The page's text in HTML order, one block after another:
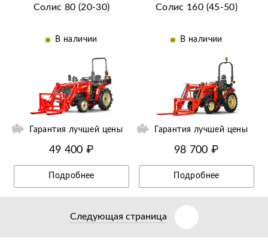
Солис 80 (20-30)
В наличии
Гарантия лучшей цены
49 400 ₽
Подробнее
Солис 160 (45-50)
В наличии
Гарантия лучшей цены
98 700 ₽
Подробнее
Следующая страница